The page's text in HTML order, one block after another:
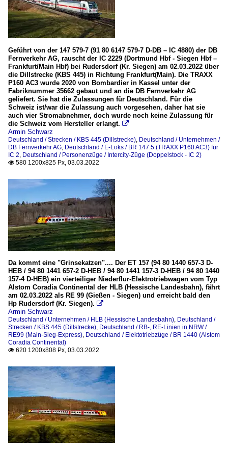
Geführt von der 147 579-7 (91 80 6147 579-7 D-DB – IC 4880) der DB
Fernverkehr AG, rauscht der IC 2229 (Dortmund Hbf - Siegen Hbf –
Frankfurt/Main Hbf) bei Rudersdorf (Kr. Siegen) am 02.03.2022 über
die Dillstrecke (KBS 445) in Richtung Frankfurt(Main). Die TRAXX
P160 AC3 wurde 2020 von Bombardier in Kassel unter der
Fabriknummer 35662 gebaut und an die DB Fernverkehr AG
geliefert. Sie hat die Zulassungen für Deutschland. Für die
Schweiz ist/war die Zulassung auch vorgesehen, daher hat sie
auch vier Stromabnehmer, doch wurde noch keine Zulassung für
die Schweiz vom Hersteller erlangt. 
Armin Schwarz
Deutschland / Strecken / KBS 445 (Dillstrecke), Deutschland / Unternehmen /
DB Fernverkehr AG, Deutschland / E-Loks / BR 147.5 (TRAXX P160 AC3) für
IC 2, Deutschland / Personenzüge / Intercity-Züge (Doppelstock - IC 2)
 580 1200x825 Px, 03.03.2022
Da kommt eine "Grinsekatzen".... Der ET 157 (94 80 1440 657-3 D-
HEB / 94 80 1441 657-2 D-HEB / 94 80 1441 157-3 D-HEB / 94 80 1440
157-4 D-HEB) ein vierteiliger Niederflur-Elektrotriebwagen vom Typ
Alstom Coradia Continental der HLB (Hessische Landesbahn), fährt
am 02.03.2022 als RE 99 (Gießen - Siegen) und erreicht bald den
Hp Rudersdorf (Kr. Siegen). 
Armin Schwarz
Deutschland / Unternehmen / HLB (Hessische Landesbahn), Deutschland /
Strecken / KBS 445 (Dillstrecke), Deutschland / RB-, RE-Linien in NRW /
RE99 (Main-Sieg-Express), Deutschland / Elektotriebzüge / BR 1440 (Alstom
Coradia Continental)
 620 1200x808 Px, 03.03.2022